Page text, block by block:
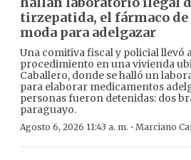
tirzepatida, el fármaco de
moda para adelgazar
Una comitiva fiscal y policial llevó
procedimiento en una vivienda
Caballero, donde se halló un
para elaborar medicamentos
personas fueron detenidas: dos
paraguayo.
Agosto 6, 2026 11:43 a. m. · Marciano